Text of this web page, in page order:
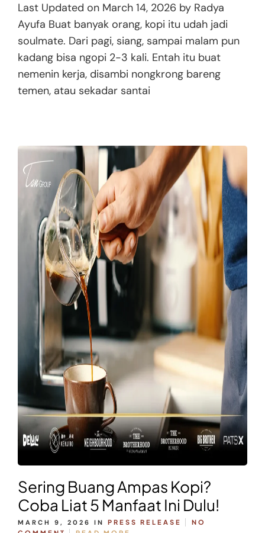
Last Updated on March 14, 2026 by Radya
Ayufa Buat banyak orang, kopi itu udah jadi
soulmate. Dari pagi, siang, sampai malam pun
kadang bisa ngopi 2-3 kali. Entah itu buat
nemenin kerja, disambi nongkrong bareng
temen, atau sekadar santai
Sering Buang Ampas Kopi?
Coba Liat 5 Manfaat Ini Dulu!
MARCH 9, 2026 IN PRESS RELEASE
NO